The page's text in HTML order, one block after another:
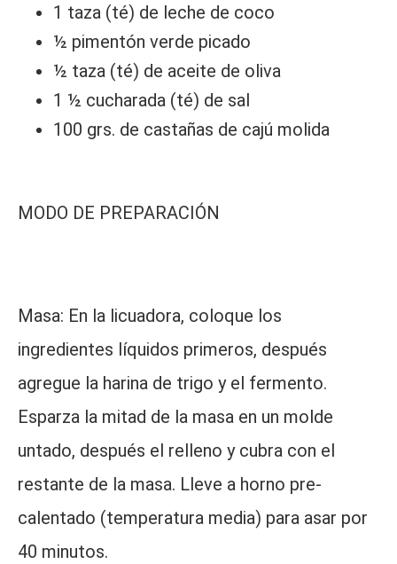
1 taza (té) de leche de coco
½ pimentón verde picado
½ taza (té) de aceite de oliva
1 ½ cucharada (té) de sal
100 grs. de castañas de cajú molida
MODO DE PREPARACIÓN
Masa: En la licuadora, coloque los
ingredientes líquidos primeros, después
agregue la harina de trigo y el fermento.
Esparza la mitad de la masa en un molde
untado, después el relleno y cubra con el
restante de la masa. Lleve a horno pre-
calentado (temperatura media) para asar por
40 minutos.